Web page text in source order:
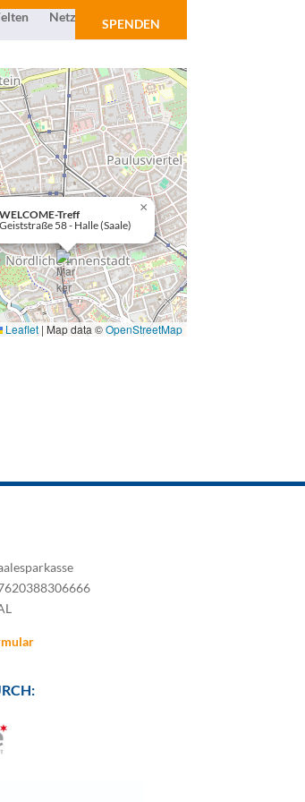
Netzwerk Über uns
SPENDEN
WELCOME-Treff
Geiststraße 58 - Halle (Saale)
×
Leaflet | Map data ©OpenStreetMap